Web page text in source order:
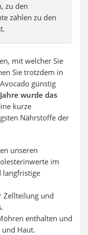
zu den
zählen zu den
mit welcher Sie
Sie trotzdem in
günstig
wurde das
kurze
Nährstoffe der
unseren
im
langfristige
Zellteilung und
enthalten und
Haut.